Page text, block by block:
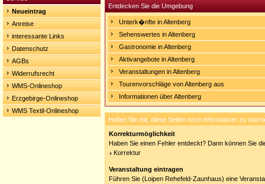
Neueintrag
Anreise
interessante Links
Datenschutz
AGBs
Widerrufsrecht
WMS-Onlineshop
Erzgebirge-Onlineshop
WMS Textil-Onlineshop
Entdecken Sie die Umgebung
Unterk�nfte in Altenberg
Sehenswertes in Altenberg
Gastronomie in Altenberg
Aktivangebote in Altenberg
Veranstaltungen in Altenberg
Tourenvorschläge von Altenberg aus
Informationen über Altenberg
Helfen Sie mit, diese Seiten noch informativer zu
Korrekturmöglichkeit
Haben Sie einen Fehler entdeckt? Dann können Sie
Korrektur
Veranstaltung eintragen
Führen Sie (Loipen Rehefeld-Zaunhaus) eine